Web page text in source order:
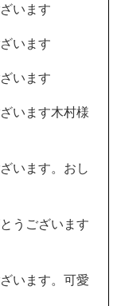
います
います
います
います木村様
います。おし
うございます
います。可愛